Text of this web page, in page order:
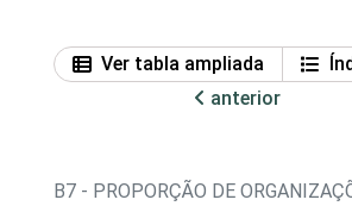
Ver tabla ampliada
anterior
B7 - PROPORÇÃO DE